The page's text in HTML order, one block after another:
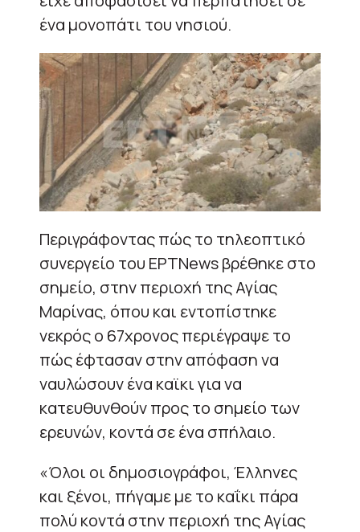
ένα μονοπάτι του νησιού.
Περιγράφοντας πώς το τηλεοπτικό
συνεργείο του EΡΤΝews βρέθηκε στο
σημείο, στην περιοχή της Αγίας
Μαρίνας, όπου και εντοπίστηκε
νεκρός ο 67χρονος περιέγραψε το
πώς έφτασαν στην απόφαση να
ναυλώσουν ένα καϊκι για να
κατευθυνθούν προς το σημείο των
ερευνών, κοντά σε ένα σπήλαιο.
«Όλοι οι δημοσιογράφοι, Έλληνες
και ξένοι, πήγαμε με το καΐκι πάρα
πολύ κοντά στην περιοχή της Αγίας